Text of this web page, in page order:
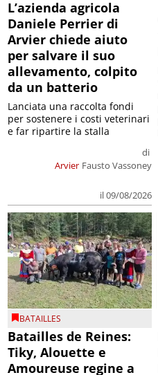
L’azienda agricola
Daniele Perrier di
Arvier chiede aiuto
per salvare il suo
allevamento, colpito
da un batterio
Arvier
di
Fausto Vassoney
il 09/08/2026
Lanciata una raccolta fondi
per sostenere i costi veterinari
e far ripartire la stalla
BATAILLES
Batailles de Reines:
Tiky, Alouette e
Amoureuse regine a